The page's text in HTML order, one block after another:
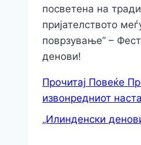
посветена на
пријателството
поврзување” –
денови!
Прочитај Повеќе
извонредниот
„Илинденски